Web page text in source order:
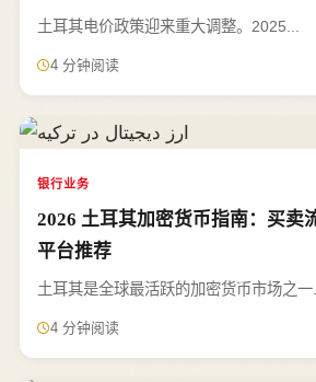
土耳其电价政策迎来重大调整。2025...
4 分钟阅读
银行业务
2026 土耳其加密货币指南：买卖
平台推荐
土耳其是全球最活跃的加密货币市场之一...
4 分钟阅读